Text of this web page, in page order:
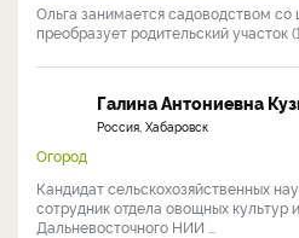
Ольга занимается садоводством со
преобразует родительский участок
Галина Антониевна
Россия, Хабаровск
Огород
Кандидат сельскохозяйственных
сотрудник отдела овощных культур
Дальневосточного НИИ ...